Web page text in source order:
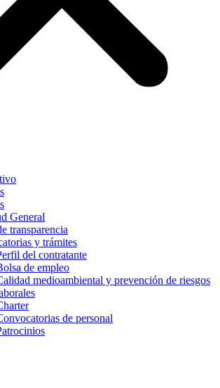
General
transparencia
y trámites
del contratante
de empleo
medioambiental y prevención de riesgos
de personal